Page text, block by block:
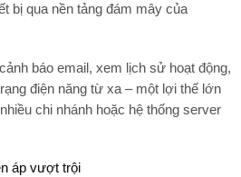
bị qua nền tảng đám mây của
báo email, xem lịch sử hoạt động,
điện năng từ xa – một lợi thế lớn
chi nhánh hoặc hệ thống server
áp vượt trội